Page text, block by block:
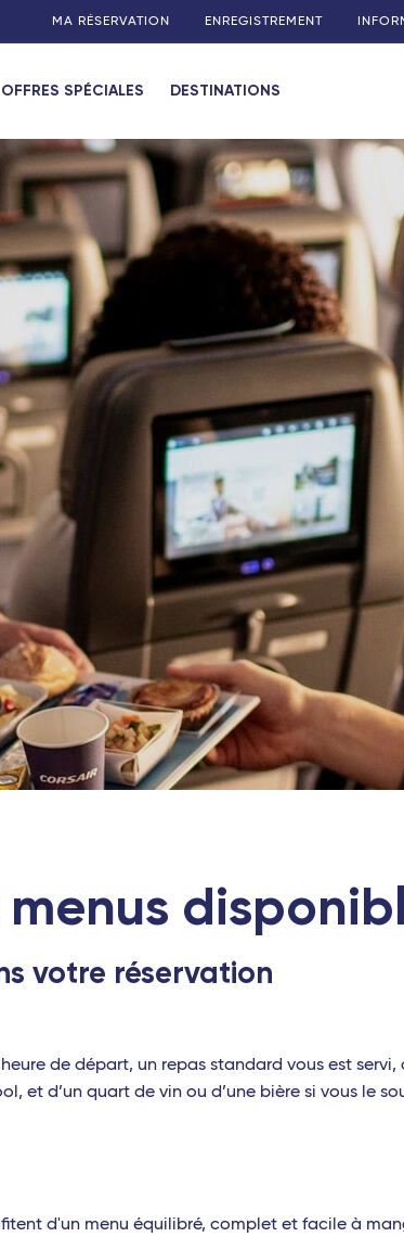
MA RÉSERVATION ENREGISTREMENT
OFFRES SPÉCIALES DESTINATIONS
menus
votre réservation
de départ, un repas standard vous est
et d’un quart de vin ou d’une bière si vous le
d'un menu équilibré, complet et facile à